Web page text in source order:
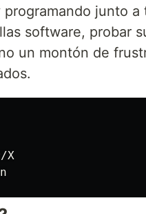
junto
software, probar
un montón de
X